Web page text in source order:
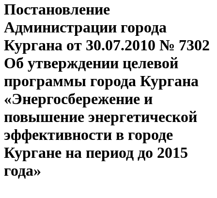
Постановление
Администрации города
Кургана от 30.07.2010 № 7302
Об утверждении целевой
программы города Кургана
«Энергосбережение и
повышение энергетической
эффективности в городе
Кургане на период до 2015
года»